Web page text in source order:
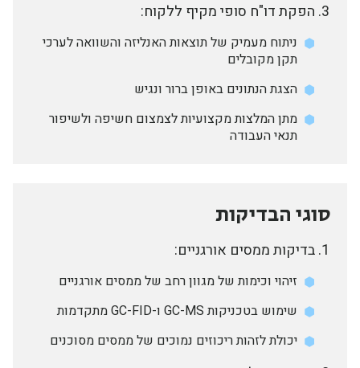
הפקת דו"ח סופי מקיף ללקוח:
ניתוח מעמיק של תוצאות האנליזה והשוואה לערכי
תקן מקובלים
הצגת הנתונים באופן ברור ונגיש
מתן המלצות מקצועיות לצמצום חשיפה ולשיפור
תנאי העבודה
סוגי הבדיקות
בדיקות ממסים אורגניים:
זיהוי וכימות של מגוון רחב של ממסים אורגניים
שימוש בטכניקות GC-MS ו-GC-FID מתקדמות
יכולת לזהות ריכוזים נמוכים של ממסים מסוכנים